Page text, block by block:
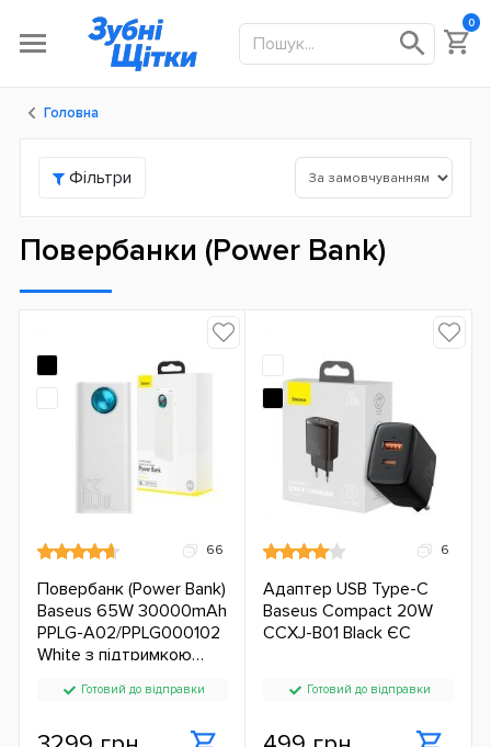
0
Головна
Фільтри
Повербанки (Power Bank)
66
Повербанк (Power Bank)
Baseus 65W 30000mAh
PPLG-A02/PPLG000102
White з підтримкою
Готовий до відправки
6
Адаптер USB Type-C
Baseus Compact 20W
CCXJ-B01 Black ЄС
Готовий до відправки